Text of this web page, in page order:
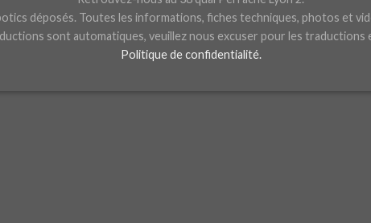
déposés. Toutes les informations, fiches techniques, photos et
sont automatiques, veuillez nous excuser pour les traductions
Politique de confidentialité.